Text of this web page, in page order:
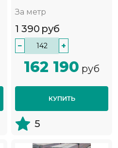
За метр
1 390 руб
− +
162 190 руб
КУПИТЬ
5